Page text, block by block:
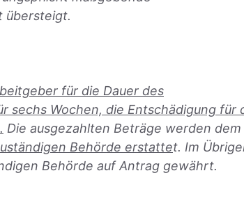
übersteigt.
für die Dauer des
sechs Wochen, die Entschädigung für
Die ausgezahlten Beträge werden dem
Behörde erstattet. Im
Behörde auf Antrag gewährt.